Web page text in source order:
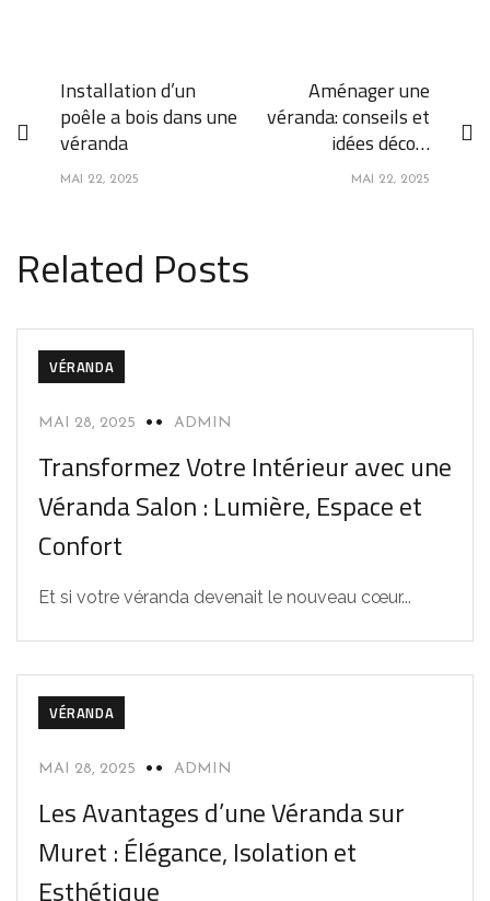
Installation d’un
poêle a bois dans une
véranda
MAI 22, 2025
Aménager une
véranda: conseils et
idées déco…
MAI 22, 2025
Related Posts
VÉRANDA
MAI 28, 2025 ADMIN
Transformez Votre Intérieur avec une
Véranda Salon : Lumière, Espace et
Confort
Et si votre véranda devenait le nouveau cœur...
VÉRANDA
MAI 28, 2025 ADMIN
Les Avantages d’une Véranda sur
Muret : Élégance, Isolation et
Esthétique